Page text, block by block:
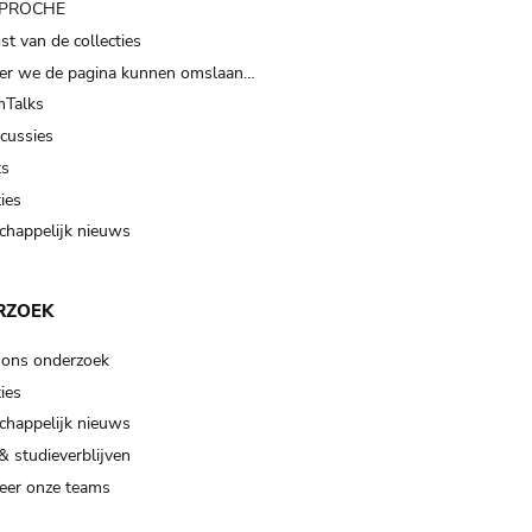
van de collecties
we de pagina kunnen omslaan…
nieuws
onderzoek
nieuws
studieverblijven
onze teams